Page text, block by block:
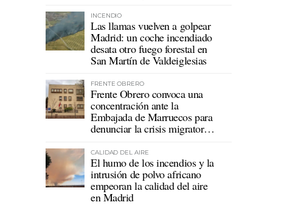
INCENDIO
Las llamas vuelven a golpear
Madrid: un coche incendiado
desata otro fuego forestal en
San Martín de Valdeiglesias
FRENTE OBRERO
Frente Obrero convoca una
concentración ante la
Embajada de Marruecos para
denunciar la crisis migratoria
CALIDAD DEL AIRE
El humo de los incendios y la
intrusión de polvo africano
empeoran la calidad del aire
en Madrid